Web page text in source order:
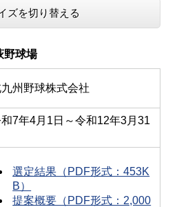
ズを切り替える
野球場
州野球株式会社
7年4月1日～令和12年3月31
選定結果（PDF形式：453K
B）
提案概要（PDF形式：2,000